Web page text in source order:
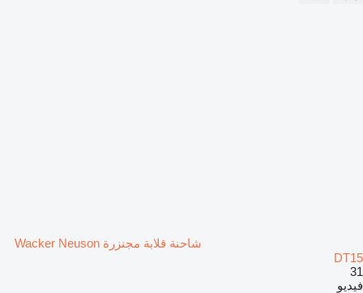
شاحنة قلابة مجنزرة Wacker Neuson
DT15
31
فيديو